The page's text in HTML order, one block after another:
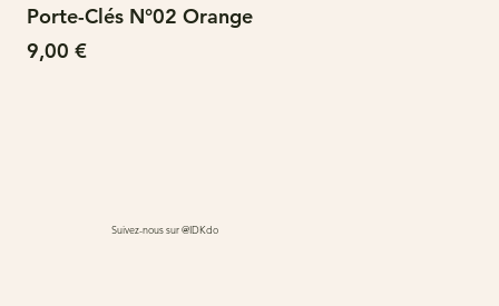
Porte-Clés N°02 Orange
Prix
9,00 €
Suivez-nous sur @IDKdo